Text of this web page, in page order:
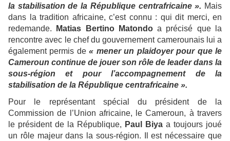
la stabilisation de la République centrafricaine ». Mais
dans la tradition africaine, c’est connu : qui dit merci, en
redemande.
Matias Bertino Matondoa précisé que la
rencontre avec le chef du gouvernement camerounais lui a
également permis de« mener un plaidoyer pour que le
Cameroun continue de jouer son rôle de leader dans la
sous-région et pour l’accompagnement de la
stabilisation de la République centrafricaine ».
Pour le représentant spécial du président de la
Commission de l’Union africaine, le Cameroun, à travers
le président de la République, Paul Biya a toujours joué
un rôle majeur dans la sous-région. Il est nécessaire que